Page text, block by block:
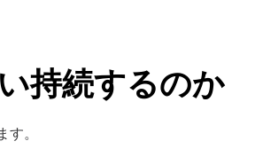
持続するのか
。